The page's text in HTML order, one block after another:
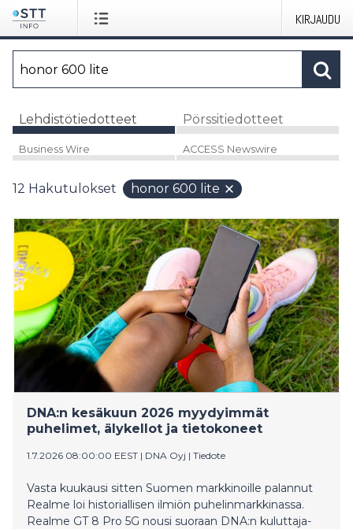
KIRJAUDU
Lehdistötiedotteet Pörssitiedotteet
Business Wire ACCESS Newswire
12 Hakutulokset honor 600 lite
DNA:n kesäkuun 2026 myydyimmät
puhelimet, älykellot ja tietokoneet
1.7.2026 08:00:00 EEST | DNA Oyj | Tiedote
Vasta kuukausi sitten Suomen markkinoille palannut
Realme loi historiallisen ilmiön puhelinmarkkinassa.
Realme GT 8 Pro 5G nousi suoraan DNA:n kuluttaja-